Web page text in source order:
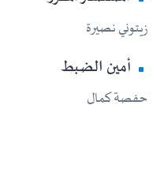
زيتوني نصيرة
أمين الضبط
حفصة كمال